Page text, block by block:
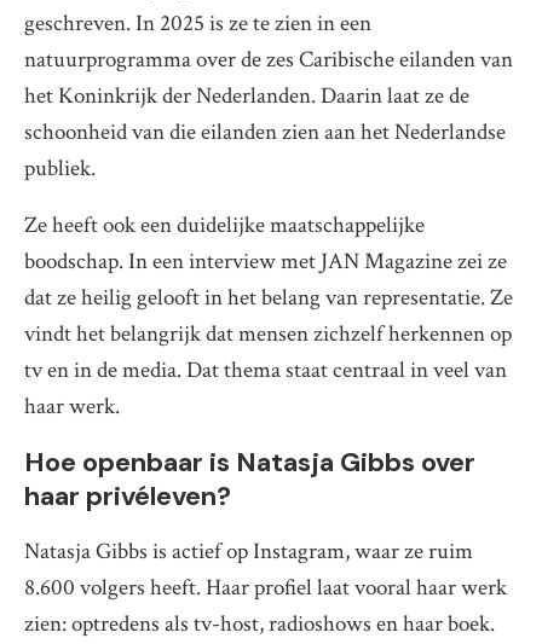
geschreven. In 2025 is ze te zien in een
natuurprogramma over de zes Caribische eilanden van
het Koninkrijk der Nederlanden. Daarin laat ze de
schoonheid van die eilanden zien aan het Nederlandse
publiek.
Ze heeft ook een duidelijke maatschappelijke
boodschap. In een interview met JAN Magazine zei ze
dat ze heilig gelooft in het belang van representatie. Ze
vindt het belangrijk dat mensen zichzelf herkennen op
tv en in de media. Dat thema staat centraal in veel van
haar werk.
Hoe openbaar is Natasja Gibbs over
haar privéleven?
Natasja Gibbs is actief op Instagram, waar ze ruim
8.600 volgers heeft. Haar profiel laat vooral haar werk
zien: optredens als tv-host, radioshows en haar boek.